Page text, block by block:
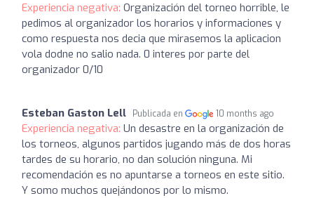
Experiencia negativa: Organización del torneo horrible, le
pedimos al organizador los horarios y informaciones y
como respuesta nos decia que mirasemos la aplicacion
vola dodne no salio nada. 0 interes por parte del
organizador 0/10
Esteban Gaston Lell Publicada en 10 months ago
Experiencia negativa: Un desastre en la organización de
los torneos, algunos partidos jugando más de dos horas
tardes de su horario, no dan solución ninguna. Mi
recomendación es no apuntarse a torneos en este sitio.
Y somo muchos quejándonos por lo mismo.